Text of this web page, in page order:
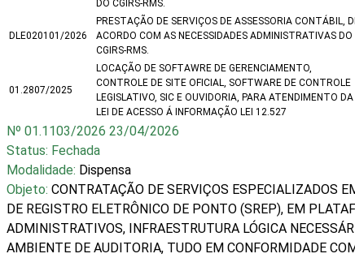
DO CGIRS-RMS.
DLE020101/2026
PRESTAÇÃO DE SERVIÇOS DE ASSESSORIA CONTÁBIL,
ACORDO COM AS NECESSIDADES ADMINISTRATIVAS DO
CGIRS-RMS.
01.2807/2025
LOCAÇÃO DE SOFTAWRE DE GERENCIAMENTO,
CONTROLE DE SITE OFICIAL, SOFTWARE DE CONTROLE
LEGISLATIVO, SIC E OUVIDORIA, PARA ATENDIMENTO DA
LEI DE ACESSO Á INFORMAÇÃO LEI 12.527
Nº 01.1103/2026 23/04/2026
Status: Fechada
Modalidade: Dispensa
Objeto: CONTRATAÇÃO DE SERVIÇOS ESPECIALIZADOS
DE REGISTRO ELETRÔNICO DE PONTO (SREP), EM
ADMINISTRATIVOS, INFRAESTRUTURA LÓGICA
AMBIENTE DE AUDITORIA, TUDO EM CONFORMIDADE